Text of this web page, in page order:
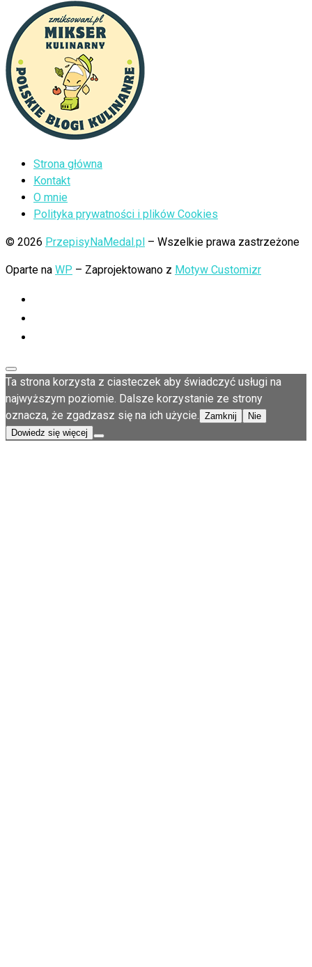
Strona główna
Kontakt
O mnie
Polityka prywatności i plików Cookies
© 2026 PrzepisyNaMedal.pl – Wszelkie prawa zastrzeżone
Oparte na WP – Zaprojektowano z Motyw Customizr
Ta strona korzysta z ciasteczek aby świadczyć usługi na
najwyższym poziomie. Dalsze korzystanie ze strony
oznacza, że zgadzasz się na ich użycie. Zamknij
Nie
Dowiedz się więcej